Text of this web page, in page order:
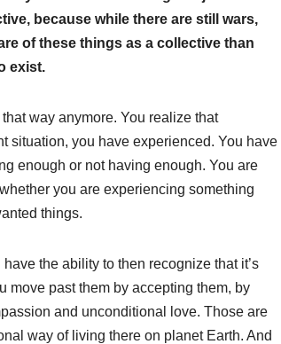
because while there are still wars,
of these things as a collective than
exist.
way anymore. You realize that
situation, you have experienced. You have
enough or not having enough. You are
you are experiencing something
things.
the ability to then recognize that it’s
move past them by accepting them, by
and unconditional love. Those are
way of living there on planet Earth. And